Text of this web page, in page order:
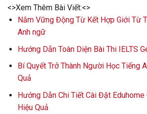
<>Xem Thêm Bài Viết:<>
Nắm Vững Động Từ Kết Hợp Giới Từ
Anh ngữ
Hướng Dẫn Toàn Diện Bài Thi IELTS
Bí Quyết Trở Thành Người Học Tiếng
Quả
Hướng Dẫn Chi Tiết Cài Đặt
Hiệu Quả